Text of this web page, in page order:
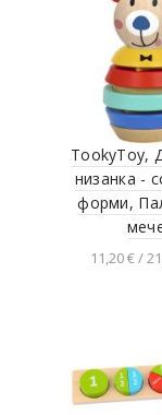
TookyToy,
низанка -
форми,
11,20 € /